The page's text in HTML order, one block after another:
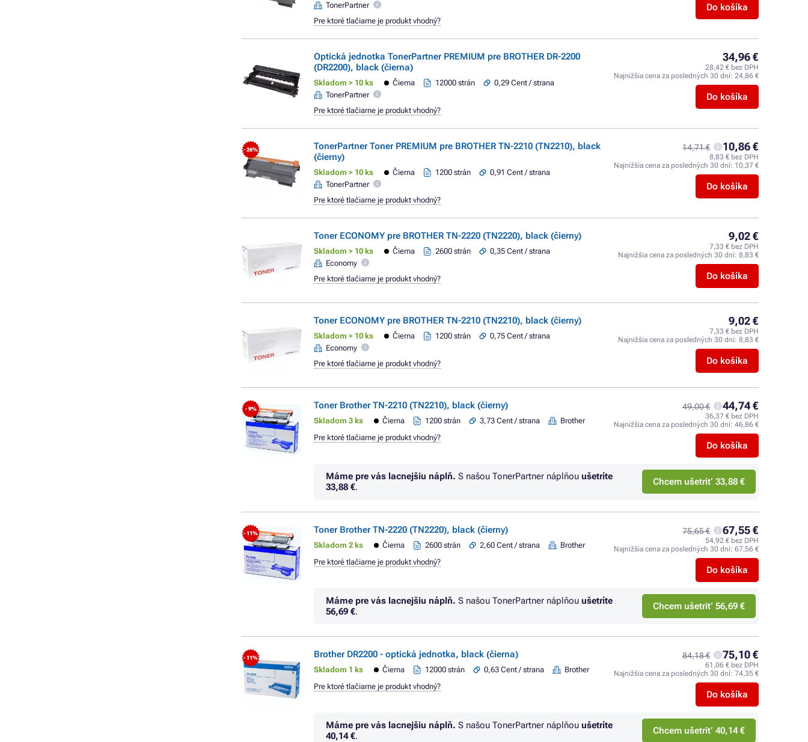
TonerPartner
Do košíka
Pre ktoré tlačiarne je produkt vhodný?
Optická jednotka TonerPartner PREMIUM pre BROTHER DR-2200
(DR2200), black (čierna)
Skladom > 10 ks Čierna 12000 strán
0,29 Cent / strana
TonerPartner
34,96 €
28,42 € bez DPH
Najnižšia cena za posledných 30 dní: 24,86 €
Do košíka
Pre ktoré tlačiarne je produkt vhodný?
- 26%
TonerPartner Toner PREMIUM pre BROTHER TN-2210 (TN2210), black
(čierny)
Skladom > 10 ks Čierna 1200 strán
0,91 Cent / strana
TonerPartner
14,71 € 10,86 €
8,83 € bez DPH
Najnižšia cena za posledných 30 dní: 10,37 €
Do košíka
Pre ktoré tlačiarne je produkt vhodný?
Toner ECONOMY pre BROTHER TN-2220 (TN2220), black (čierny)
Skladom > 10 ks Čierna 2600 strán
0,35 Cent / strana
Economy
9,02 €
7,33 € bez DPH
Najnižšia cena za posledných 30 dní: 8,83 €
Do košíka
Pre ktoré tlačiarne je produkt vhodný?
Toner ECONOMY pre BROTHER TN-2210 (TN2210), black (čierny)
Skladom > 10 ks Čierna 1200 strán
0,75 Cent / strana
Economy
9,02 €
7,33 € bez DPH
Najnižšia cena za posledných 30 dní: 8,83 €
Do košíka
Pre ktoré tlačiarne je produkt vhodný?
- 9% Toner Brother TN-2210 (TN2210), black (čierny)
Skladom 3 ks Čierna 1200 strán 3,73 Cent / strana Brother
49,00 € 44,74 €
36,37 € bez DPH
Najnižšia cena za posledných 30 dní: 46,86 €
Do košíka
Pre ktoré tlačiarne je produkt vhodný?
Máme pre vás lacnejšiu náplň. S našou TonerPartner náplňou ušetríte
33,88 €. Chcem ušetriť 33,88 €
- 11% Toner Brother TN-2220 (TN2220), black (čierny)
Skladom 2 ks Čierna 2600 strán 2,60 Cent / strana Brother
75,65 € 67,55 €
54,92 € bez DPH
Najnižšia cena za posledných 30 dní: 67,56 €
Do košíka
Pre ktoré tlačiarne je produkt vhodný?
Máme pre vás lacnejšiu náplň. S našou TonerPartner náplňou ušetríte
56,69 €. Chcem ušetriť 56,69 €
- 11% Brother DR2200 - optická jednotka, black (čierna)
Skladom 1 ks Čierna 12000 strán 0,63 Cent / strana Brother
84,18 € 75,10 €
61,06 € bez DPH
Najnižšia cena za posledných 30 dní: 74,35 €
Do košíka
Pre ktoré tlačiarne je produkt vhodný?
Máme pre vás lacnejšiu náplň. S našou TonerPartner náplňou ušetríte
40,14 €. Chcem ušetriť 40,14 €